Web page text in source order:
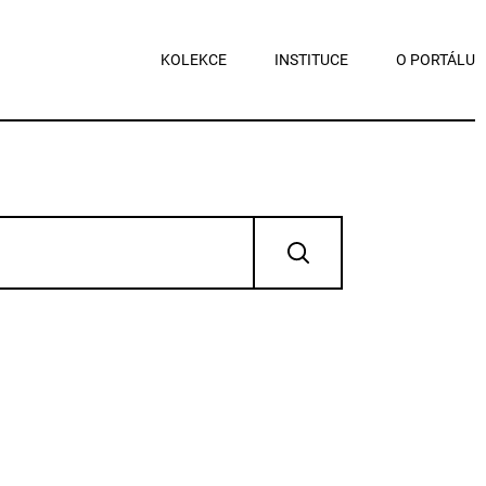
KOLEKCE INSTITUCE O PORTÁLU